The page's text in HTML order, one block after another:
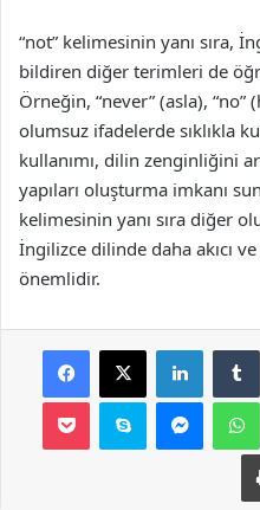
“not” kelimesinin yanı sıra,
bildiren diğer terimleri de
Örneğin, “never” (asla),
olumsuz ifadelerde sıklıkla
kullanımı, dilin zenginliğini
yapıları oluşturma imkanı
kelimesinin yanı sıra diğer
İngilizce dilinde daha akıcı
önemlidir.
Facebook
X LinkedIn
Pocket Skype